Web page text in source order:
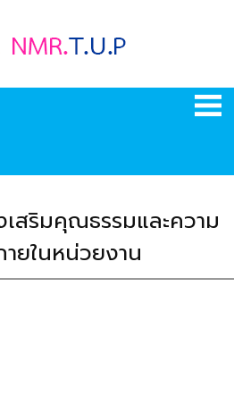
สริมคุณธรรมและความ
ายในหน่วยงาน